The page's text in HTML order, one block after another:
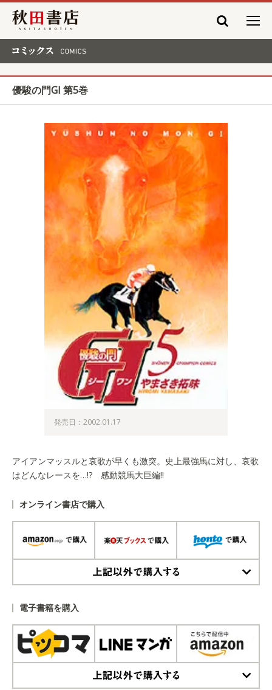
秋田書店
優駿の門GI 第5巻
発売日：2002.01.17
アイアンマッスルと哀歌が早くも激突。史上最強馬に対し、哀歌
はどんなレースを…!? 感動競馬大巨編!!
オンライン書店で購入
電子書籍を購入